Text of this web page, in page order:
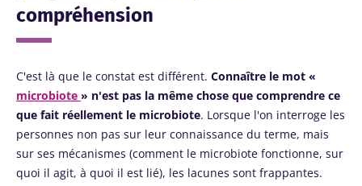
compréhension
C'est là que le constat est différent. Connaître le mot «
microbiote » n'est pas la même chose que comprendre ce
que fait réellement le microbiote. Lorsque l'on interroge les
personnes non pas sur leur connaissance du terme, mais
sur ses mécanismes (comment le microbiote fonctionne, sur
quoi il agit, à quoi il est lié), les lacunes sont frappantes.